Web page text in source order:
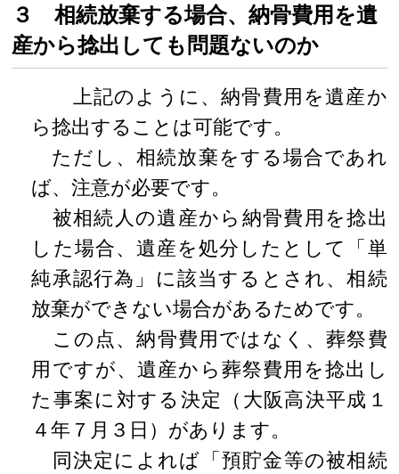
３ 相続放棄する場合、納骨費用を遺
産から捻出しても問題ないのか
上記のように、納骨費用を遺産か
ら捻出することは可能です。
ただし、相続放棄をする場合であれ
ば、注意が必要です。
被相続人の遺産から納骨費用を捻出
した場合、遺産を処分したとして「単
純承認行為」に該当するとされ、相続
放棄ができない場合があるためです。
この点、納骨費用ではなく、葬祭費
用ですが、遺産から葬祭費用を捻出し
た事案に対する決定（大阪高決平成１
４年７月３日）があります。
同決定によれば「預貯金等の被相続